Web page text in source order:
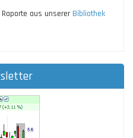
aus unserer Bibliothek